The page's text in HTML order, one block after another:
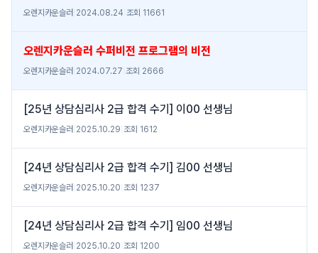
오렌지카운슬러 2024.08.24 조회 11661
오렌지카운슬러 수퍼비전 프로그램의 비전
오렌지카운슬러 2024.07.27 조회 2666
[25년 상담심리사 2급 합격 수기] 이00 선생님
오렌지카운슬러 2025.10.29 조회 1612
[24년 상담심리사 2급 합격 수기] 김00 선생님
오렌지카운슬러 2025.10.20 조회 1237
[24년 상담심리사 2급 합격 수기] 임00 선생님
오렌지카운슬러 2025.10.20 조회 1200